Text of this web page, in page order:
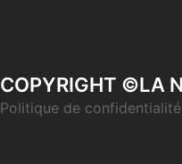
COPYRIGHT ©LA
Politique de confidentialité